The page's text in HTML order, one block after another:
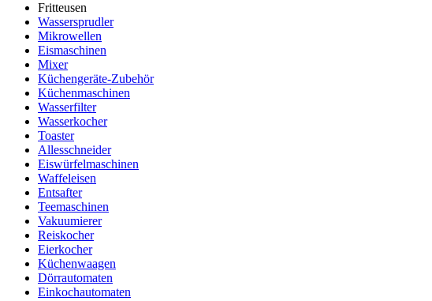
Fritteusen
Wassersprudler
Mikrowellen
Eismaschinen
Mixer
Küchengeräte-Zubehör
Küchenmaschinen
Wasserfilter
Wasserkocher
Toaster
Allesschneider
Eiswürfelmaschinen
Waffeleisen
Entsafter
Teemaschinen
Vakuumierer
Reiskocher
Eierkocher
Küchenwaagen
Dörrautomaten
Einkochautomaten